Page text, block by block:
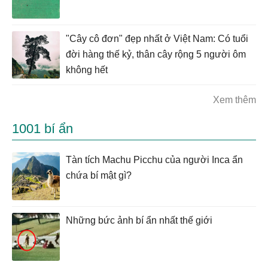
"Cây cô đơn" đẹp nhất ở Việt Nam: Có tuổi
đời hàng thế kỷ, thân cây rộng 5 người ôm
không hết
Xem thêm
1001 bí ẩn
Tàn tích Machu Picchu của người Inca ẩn
chứa bí mật gì?
Những bức ảnh bí ẩn nhất thế giới